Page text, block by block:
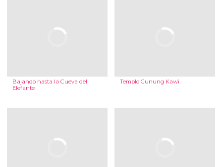
Bajando hasta la Cueva del
Elefante
Templo Gunung Kawi